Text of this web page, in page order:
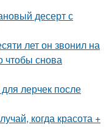
десерт с
лет он звонил на
чтобы снова
лерчек после
когда красота +